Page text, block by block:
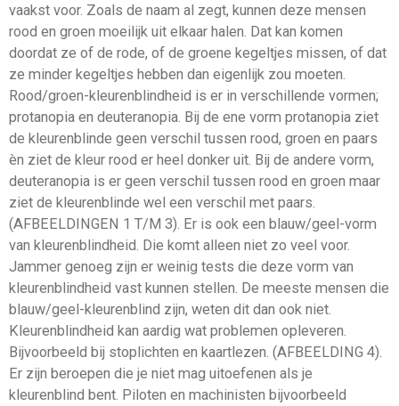
vaakst voor. Zoals de naam al zegt, kunnen deze mensen
rood en groen moeilijk uit elkaar halen. Dat kan komen
doordat ze of de rode, of de groene kegeltjes missen, of dat
ze minder kegeltjes hebben dan eigenlijk zou moeten.
Rood/groen-kleurenblindheid is er in verschillende vormen;
protanopia en deuteranopia. Bij de ene vorm protanopia ziet
de kleurenblinde geen verschil tussen rood, groen en paars
èn ziet de kleur rood er heel donker uit. Bij de andere vorm,
deuteranopia is er geen verschil tussen rood en groen maar
ziet de kleurenblinde wel een verschil met paars.
(AFBEELDINGEN 1 T/M 3). Er is ook een blauw/geel-vorm
van kleurenblindheid. Die komt alleen niet zo veel voor.
Jammer genoeg zijn er weinig tests die deze vorm van
kleurenblindheid vast kunnen stellen. De meeste mensen die
blauw/geel-kleurenblind zijn, weten dit dan ook niet.
Kleurenblindheid kan aardig wat problemen opleveren.
Bijvoorbeeld bij stoplichten en kaartlezen. (AFBEELDING 4).
Er zijn beroepen die je niet mag uitoefenen als je
kleurenblind bent. Piloten en machinisten bijvoorbeeld